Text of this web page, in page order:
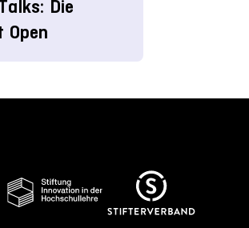
Die
Open